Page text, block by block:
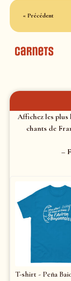
« Précédent
Carnets
Affichez les plus
chants de
–
T-shirt - Peña